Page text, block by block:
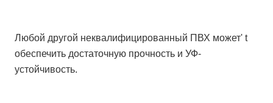
Любой другой неквалифицированный ПВХ может' t
обеспечить достаточную прочность и УФ-
устойчивость.